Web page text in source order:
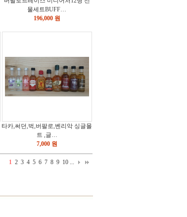
물세트BUFF…
196,000 원
타카,써던,벅,버팔로,벤리악 싱글몰
트 ,글…
7,000 원
1 2 3 4 5 6 7 8 9 10 ...